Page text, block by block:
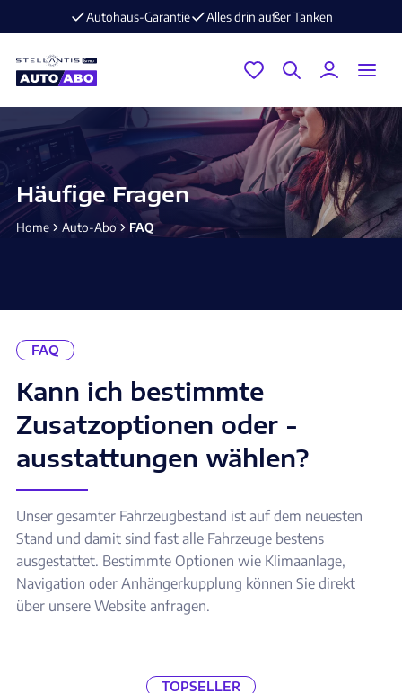
Autohaus-Garantie Alles drin außer Tanken
Häufige Fragen
Home Auto-Abo FAQ
FAQ
Kann ich bestimmte
Zusatzoptionen oder -
ausstattungen wählen?
Unser gesamter Fahrzeugbestand ist auf dem neuesten
Stand und damit sind fast alle Fahrzeuge bestens
ausgestattet. Bestimmte Optionen wie Klimaanlage,
Navigation oder Anhängerkupplung können Sie direkt
über unsere Website anfragen.
TOPSELLER